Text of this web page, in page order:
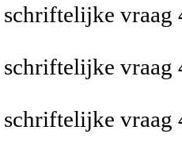
schriftelijke vraag
schriftelijke vraag
schriftelijke vraag